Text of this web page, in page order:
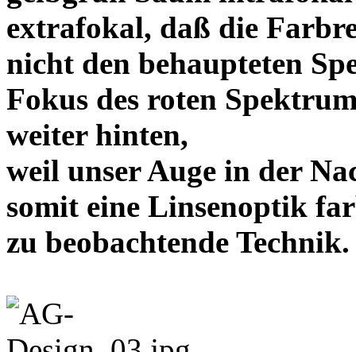
extrafokal, daß die
nicht den behaupteten
Fokus des roten
weiter hinten,
weil unser Auge in der
somit eine Linsenoptik
zu beobachtende